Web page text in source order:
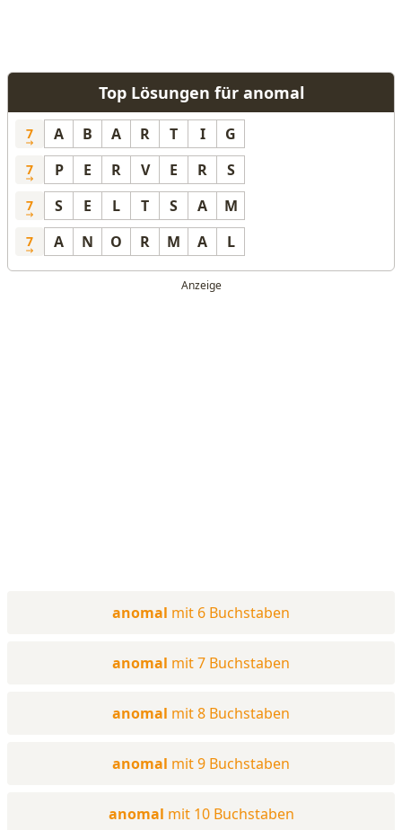
Top Lösungen für anomal
7 A B A R T I G
7 P E R V E R S
7 S E L T S A M
7 A N O R M A L
anomal mit 6 Buchstaben
anomal mit 7 Buchstaben
anomal mit 8 Buchstaben
anomal mit 9 Buchstaben
anomal mit 10 Buchstaben